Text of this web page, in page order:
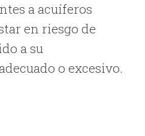
a acuíferos
en riesgo de
a su
o excesivo.